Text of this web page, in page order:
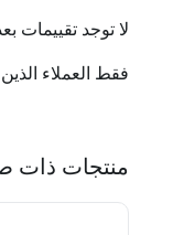
لا توجد تقييمات
فقط العملاء
منتجات ذات